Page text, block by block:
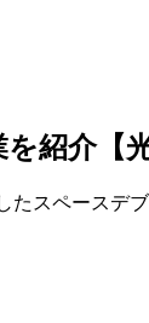
紹介【
スペース